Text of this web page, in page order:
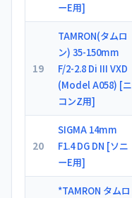
ーE用]
19
TAMRON(タムロ
ン) 35-150mm
F/2-2.8 Di III VXD
(Model A058) [ニ
コンZ用]
20
SIGMA 14mm
F1.4 DG DN [ソニ
ーE用]
*TAMRON タムロ